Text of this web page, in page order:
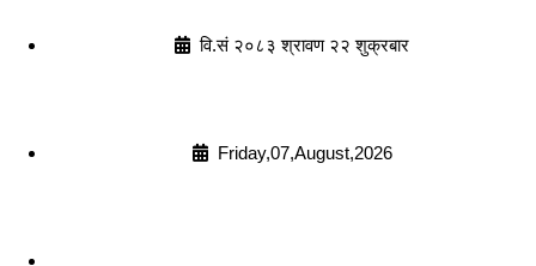
वि.सं २०८३ श्रावण २२ शुक्रबार
Friday,07,August,2026